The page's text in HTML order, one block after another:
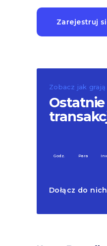
Zarejestruj
Zobacz jak
Ostatnie
Godz. Para
Dołącz do nich